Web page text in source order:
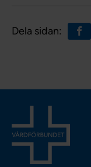
Dela sidan: